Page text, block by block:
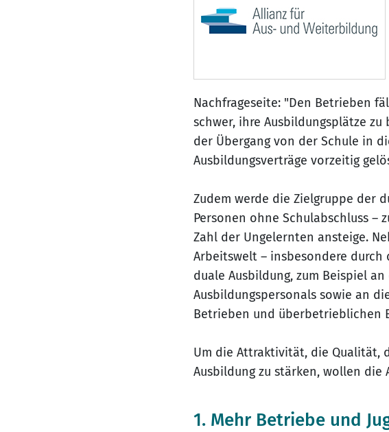
Nachfrageseite: "Den Betrieben
schwer, ihre Ausbildungsplätze
der Übergang von der Schule in
Ausbildungsverträge vorzeitig
Zudem werde die Zielgruppe der
Personen ohne Schulabschluss –
Zahl der Ungelernten ansteige.
Arbeitswelt – insbesondere
duale Ausbildung, zum Beispiel
Ausbildungspersonals sowie an
Betrieben und überbetrieblichen
Um die Attraktivität, die Qualität,
Ausbildung zu stärken, wollen
1. Mehr Betriebe und